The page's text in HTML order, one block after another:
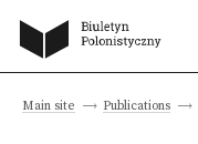
Main site Publications